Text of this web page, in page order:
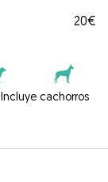
20€
Incluye cachorros